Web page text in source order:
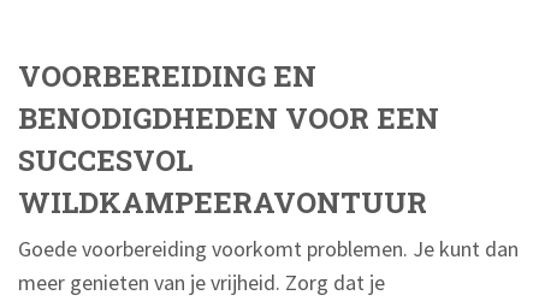
VOORBEREIDING EN
BENODIGDHEDEN VOOR EEN
SUCCESVOL
WILDKAMPEERAVONTUUR
Goede voorbereiding voorkomt problemen. Je kunt dan
meer genieten van je vrijheid. Zorg dat je